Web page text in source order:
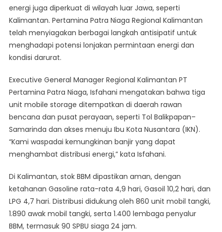
energi juga diperkuat di wilayah luar Jawa, seperti
Kalimantan. Pertamina Patra Niaga Regional Kalimantan
telah menyiagakan berbagai langkah antisipatif untuk
menghadapi potensi lonjakan permintaan energi dan
kondisi darurat.
Executive General Manager Regional Kalimantan PT
Pertamina Patra Niaga, Isfahani mengatakan bahwa tiga
unit mobile storage ditempatkan di daerah rawan
bencana dan pusat perayaan, seperti Tol Balikpapan–
Samarinda dan akses menuju Ibu Kota Nusantara (IKN).
“Kami waspadai kemungkinan banjir yang dapat
menghambat distribusi energi,” kata Isfahani.
Di Kalimantan, stok BBM dipastikan aman, dengan
ketahanan Gasoline rata-rata 4,9 hari, Gasoil 10,2 hari, dan
LPG 4,7 hari. Distribusi didukung oleh 860 unit mobil tangki,
1.890 awak mobil tangki, serta 1.400 lembaga penyalur
BBM, termasuk 90 SPBU siaga 24 jam.